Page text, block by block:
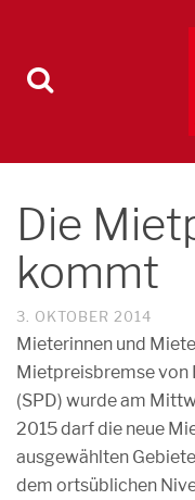
Die
kommt
3. OKTOBER 2014
Mieterinnen und
Mietpreisbremse von
(SPD) wurde am
2015 darf die neue
ausgewählten
dem ortsüblichen